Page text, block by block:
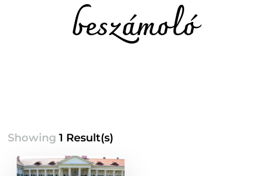
beszámoló
Showing1 Result(s)